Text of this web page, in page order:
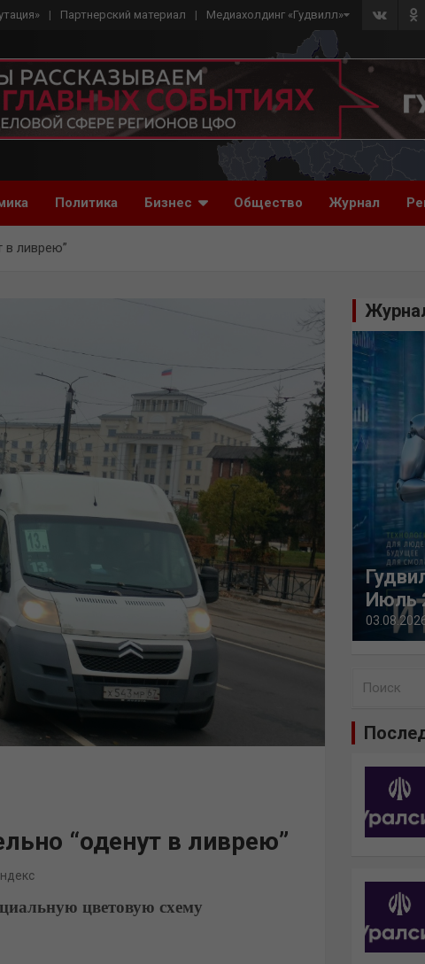
Партнерский материал Медиахолдинг «Гудвилл»
Политика Бизнес Общество Журнал
в ливрею”
“оденут в ливрею”
цветовую схему
Июль